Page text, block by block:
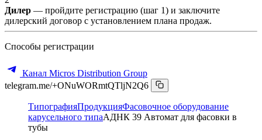
Дилер — пройдите регистрацию (шаг 1) и заключите
дилерский договор с установлением плана продаж.
Способы регистрации
Канал Micros Distribution Group
telegram.me/+ONuWORmtQTljN2Q6
ТипографияПродукцияФасовочное оборудование
карусельного типаАДНК 39 Автомат для фасовки в
тубы